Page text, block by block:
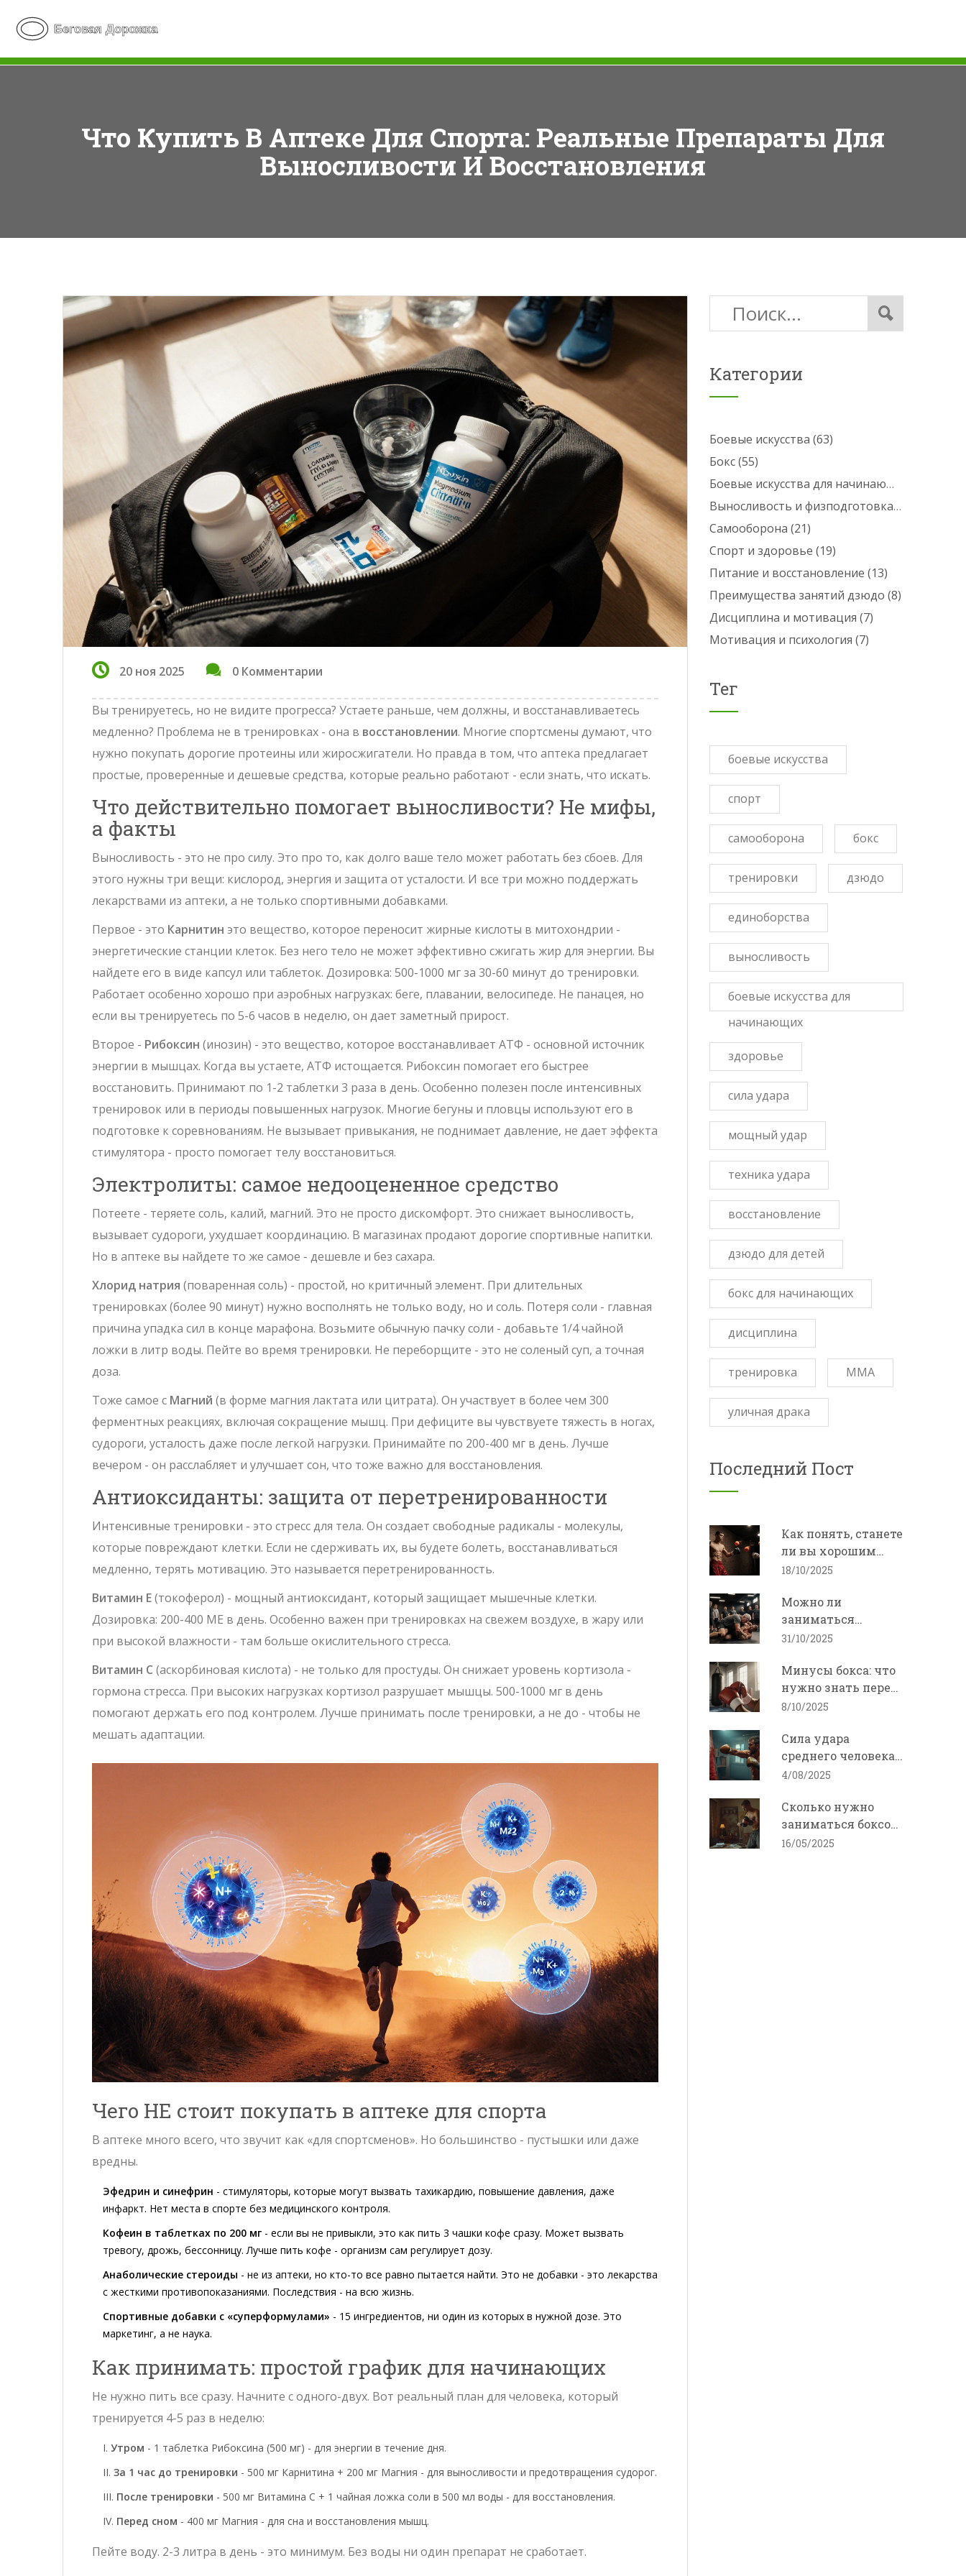
Что Купить В Аптеке Для Спорта: Реальные Препараты Для
Выносливости И Восстановления
20 ноя 2025 0 Комментарии
Вы тренируетесь, но не видите прогресса? Устаете раньше, чем должны, и восстанавливаетесь
медленно? Проблема не в тренировках - она в восстановлении. Многие спортсмены думают, что
нужно покупать дорогие протеины или жиросжигатели. Но правда в том, что аптека предлагает
простые, проверенные и дешевые средства, которые реально работают - если знать, что искать.
Что действительно помогает выносливости? Не мифы,
а факты
Выносливость - это не про силу. Это про то, как долго ваше тело может работать без сбоев. Для
этого нужны три вещи: кислород, энергия и защита от усталости. И все три можно поддержать
лекарствами из аптеки, а не только спортивными добавками.
Первое - это Карнитин это вещество, которое переносит жирные кислоты в митохондрии -
энергетические станции клеток. Без него тело не может эффективно сжигать жир для энергии. Вы
найдете его в виде капсул или таблеток. Дозировка: 500-1000 мг за 30-60 минут до тренировки.
Работает особенно хорошо при аэробных нагрузках: беге, плавании, велосипеде. Не панацея, но
если вы тренируетесь по 5-6 часов в неделю, он дает заметный прирост.
Второе - Рибоксин (инозин) - это вещество, которое восстанавливает АТФ - основной источник
энергии в мышцах. Когда вы устаете, АТФ истощается. Рибоксин помогает его быстрее
восстановить. Принимают по 1-2 таблетки 3 раза в день. Особенно полезен после интенсивных
тренировок или в периоды повышенных нагрузок. Многие бегуны и пловцы используют его в
подготовке к соревнованиям. Не вызывает привыкания, не поднимает давление, не дает эффекта
стимулятора - просто помогает телу восстановиться.
Электролиты: самое недооцененное средство
Потеете - теряете соль, калий, магний. Это не просто дискомфорт. Это снижает выносливость,
вызывает судороги, ухудшает координацию. В магазинах продают дорогие спортивные напитки.
Но в аптеке вы найдете то же самое - дешевле и без сахара.
Хлорид натрия (поваренная соль) - простой, но критичный элемент. При длительных
тренировках (более 90 минут) нужно восполнять не только воду, но и соль. Потеря соли - главная
причина упадка сил в конце марафона. Возьмите обычную пачку соли - добавьте 1/4 чайной
ложки в литр воды. Пейте во время тренировки. Не переборщите - это не соленый суп, а точная
доза.
Тоже самое с Магний (в форме магния лактата или цитрата). Он участвует в более чем 300
ферментных реакциях, включая сокращение мышц. При дефиците вы чувствуете тяжесть в ногах,
судороги, усталость даже после легкой нагрузки. Принимайте по 200-400 мг в день. Лучше
вечером - он расслабляет и улучшает сон, что тоже важно для восстановления.
Антиоксиданты: защита от перетренированности
Интенсивные тренировки - это стресс для тела. Он создает свободные радикалы - молекулы,
которые повреждают клетки. Если не сдерживать их, вы будете болеть, восстанавливаться
медленно, терять мотивацию. Это называется перетренированность.
Витамин Е(токоферол) - мощный антиоксидант, который защищает мышечные клетки.
Дозировка: 200-400 МЕ в день. Особенно важен при тренировках на свежем воздухе, в жару или
при высокой влажности - там больше окислительного стресса.
Витамин С (аскорбиновая кислота) - не только для простуды. Он снижает уровень кортизола -
гормона стресса. При высоких нагрузках кортизол разрушает мышцы. 500-1000 мг в день
помогают держать его под контролем. Лучше принимать после тренировки, а не до - чтобы не
мешать адаптации.
Чего НЕ стоит покупать в аптеке для спорта
В аптеке много всего, что звучит как «для спортсменов». Но большинство - пустышки или даже
вредны.
Эфедрин и синефрин - стимуляторы, которые могут вызвать тахикардию, повышение давления, даже
инфаркт. Нет места в спорте без медицинского контроля.
Кофеин в таблетках по 200 мг - если вы не привыкли, это как пить 3 чашки кофе сразу. Может вызвать
тревогу, дрожь, бессонницу. Лучше пить кофе - организм сам регулирует дозу.
Анаболические стероиды - не из аптеки, но кто-то все равно пытается найти. Это не добавки - это лекарства
с жесткими противопоказаниями. Последствия - на всю жизнь.
Спортивные добавки с «суперформулами» - 15 ингредиентов, ни один из которых в нужной дозе. Это
маркетинг, а не наука.
Как принимать: простой график для начинающих
Не нужно пить все сразу. Начните с одного-двух. Вот реальный план для человека, который
тренируется 4-5 раз в неделю:
Утром - 1 таблетка Рибоксина (500 мг) - для энергии в течение дня.
За 1 час до тренировки - 500 мг Карнитина + 200 мг Магния - для выносливости и предотвращения судорог.
После тренировки - 500 мг Витамина С + 1 чайная ложка соли в 500 мл воды - для восстановления.
Перед сном - 400 мг Магния - для сна и восстановления мышц.
Пейте воду. 2-3 литра в день - это минимум. Без воды ни один препарат не сработает.
Категории
Боевые искусства (63)
Бокс(55)
Боевые искусства для начинающих
Выносливость и физподготовка(24)
Самооборона (21)
Спорт и здоровье (19)
Питание и восстановление (13)
Преимущества занятий дзюдо (8)
Дисциплина и мотивация (7)
Мотивация и психология (7)
Тег
боевые искусства
спорт
самооборона бокс
тренировки дзюдо
единоборства
выносливость
боевые искусства для
начинающих
здоровье
сила удара
мощный удар
техника удара
восстановление
дзюдо для детей
бокс для начинающих
дисциплина
тренировка ММА
уличная драка
Последний Пост
Как понять, станете
ли вы хорошим
боксёром -
подбор тренера
18/10/2025
Можно ли
заниматься
борьбой в 40 лет?
взрослых
начинающих
31/10/2025
Минусы бокса: что
нужно знать перед
тренировкой
8/10/2025
Сила удара
среднего человека:
факты, измерения,
4/08/2025
Сколько нужно
заниматься боксом,
чтобы уметь
16/05/2025